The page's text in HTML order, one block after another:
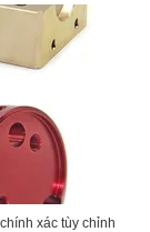
xác tùy chỉnh